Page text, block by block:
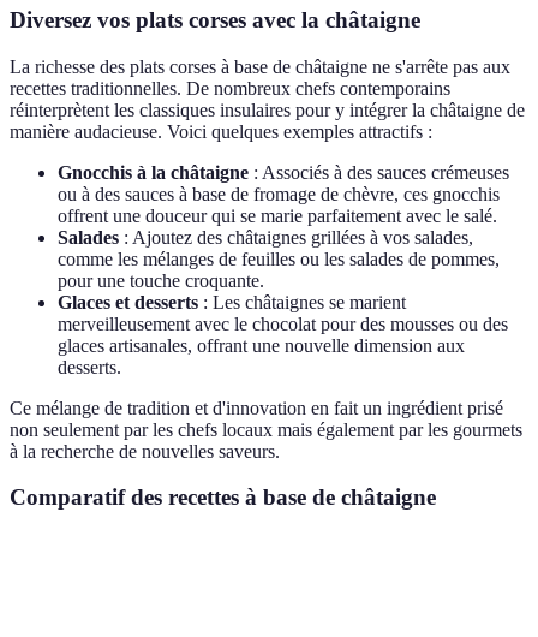
Diversez vos plats corses avec la châtaigne
La richesse des plats corses à base de châtaigne ne s'arrête pas aux
recettes traditionnelles. De nombreux chefs contemporains
réinterprètent les classiques insulaires pour y intégrer la châtaigne de
manière audacieuse. Voici quelques exemples attractifs :
Gnocchis à la châtaigne : Associés à des sauces crémeuses
ou à des sauces à base de fromage de chèvre, ces gnocchis
offrent une douceur qui se marie parfaitement avec le salé.
Salades : Ajoutez des châtaignes grillées à vos salades,
comme les mélanges de feuilles ou les salades de pommes,
pour une touche croquante.
Glaces et desserts : Les châtaignes se marient
merveilleusement avec le chocolat pour des mousses ou des
glaces artisanales, offrant une nouvelle dimension aux
desserts.
Ce mélange de tradition et d'innovation en fait un ingrédient prisé
non seulement par les chefs locaux mais également par les gourmets
à la recherche de nouvelles saveurs.
Comparatif des recettes à base de châtaigne